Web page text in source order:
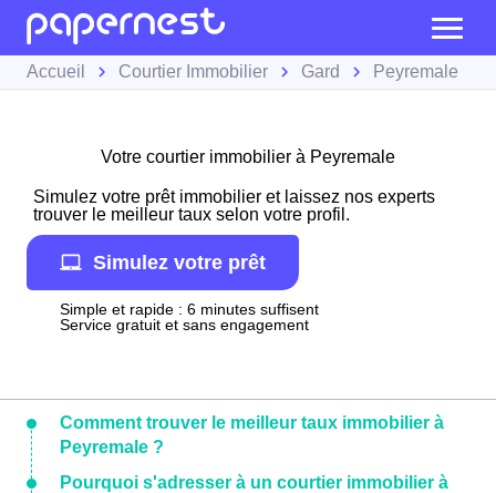
Accueil Courtier Immobilier Gard Peyremale
Votre courtier immobilier à Peyremale
Simulez votre prêt immobilier et laissez nos experts
trouver le meilleur taux selon votre profil.
Simulez votre prêt
Simple et rapide : 6 minutes suffisent
Service gratuit et sans engagement
Comment trouver le meilleur taux immobilier à
Peyremale ?
Pourquoi s'adresser à un courtier immobilier à